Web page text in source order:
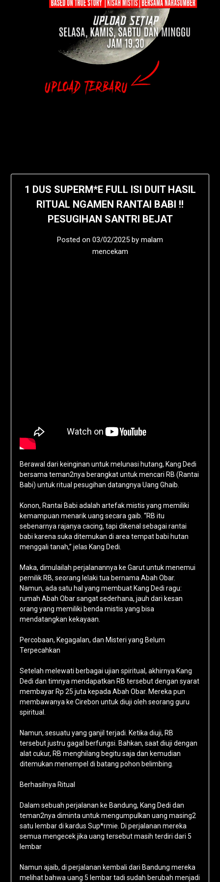
1 DUS SUPERM*E FULL ISI DUIT HASIL
RITUAL NGAMEN RANTAI BABI !!
PESUGIHAN SANTRI BEJAT
Posted on 03/02/2025 by malam
mencekam
Berawal dari keinginan untuk melunasi hutang, Kang Dedi
bersama teman2nya berangkat untuk mencari RB (Rantai
Babi) untuk ritual pesugihan datangnya Uang Ghaib.
Konon, Rantai Babi adalah artefak mistis yang memiliki
kemampuan menarik uang secara gaib. “RB itu
sebenarnya rajanya cacing, tapi dikenal sebagai rantai
babi karena suka ditemukan di area tempat babi hutan
menggali tanah,” jelas Kang Dedi.
Maka, dimulailah perjalanannya ke Garut untuk menemui
pemilik RB, seorang lelaki tua bernama Abah Obar.
Namun, ada satu hal yang membuat Kang Dedi ragu:
rumah Abah Obar sangat sederhana, jauh dari kesan
orang yang memiliki benda mistis yang bisa
mendatangkan kekayaan.
Percobaan, Kegagalan, dan Misteri yang Belum
Terpecahkan
Setelah melewati berbagai ujian spiritual, akhirnya Kang
Dedi dan timnya mendapatkan RB tersebut dengan syarat
membayar Rp 25 juta kepada Abah Obar. Mereka pun
membawanya ke Cirebon untuk diuji oleh seorang guru
spiritual.
Namun, sesuatu yang ganjil terjadi. Ketika diuji, RB
tersebut justru gagal berfungsi. Bahkan, saat diuji dengan
alat cukur, RB menghilang begitu saja dan kemudian
ditemukan menempel di batang pohon belimbing.
Berhasilnya Ritual
Dalam sebuah perjalanan ke Bandung, Kang Dedi dan
teman2nya diminta untuk mengumpulkan uang masing2
satu lembar di kardus Sup*rmie. Di perjalanan mereka
semua mengecek jika uang tersebut masih terdiri dari 5
lembar
Namun ajaib, di perjalanan kembali dari Bandung mereka
melihat bahwa uang 5 lembar tadi sudah berubah menjadi